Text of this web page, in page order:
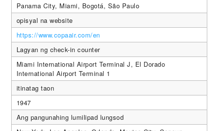
Panama City, Miami, Bogotá, São Paulo
opisyal na website
https://www.copaair.com/en
Lagyan ng check-in counter
Miami International Airport Terminal J, El Dorado
International Airport Terminal 1
itinatag taon
1947
Ang pangunahing lumilipad lungsod